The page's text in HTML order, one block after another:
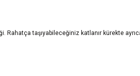
Rahatça taşıyabileceğiniz katlanır kürekte